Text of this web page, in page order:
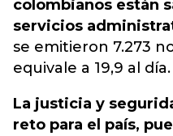
colombianos están
servicios
se emitieron 7.273
equivale a 19,9 al día.
La justicia y
reto para el país,